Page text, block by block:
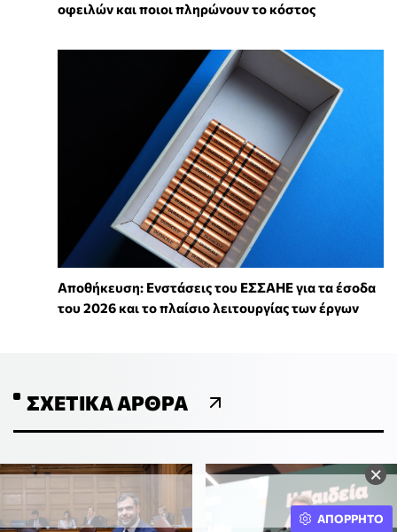
×
οφειλών και ποιοι πληρώνουν το κόστος
Αποθήκευση: Ενστάσεις του ΕΣΣΑΗΕ για τα έσοδα
του 2026 και το πλαίσιο λειτουργίας των έργων
ΣΧΕΤΙΚΆ ΆΡΘΡΑ
ΑΠΟΡΡΗΤΟ